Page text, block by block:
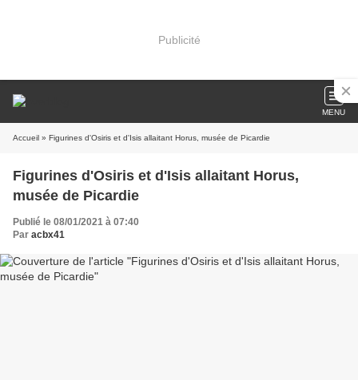
Publicité
MENU
Accueil » Figurines d'Osiris et d'Isis allaitant Horus, musée de Picardie
Figurines d'Osiris et d'Isis allaitant Horus,
musée de Picardie
Publié le 08/01/2021 à 07:40
Par acbx41